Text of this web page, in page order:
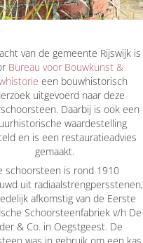
van de gemeente Rijswijk is
Bureau voor Bouwkunst &
een bouwhistorisch
uitgevoerd naar deze
Daarbij is ook een
waardestelling
en is een restauratieadvies
gemaakt.
schoorsteen is rond 1910
uit radiaalstrengpersstenen,
afkomstig van de Eerste
Schoorsteenfabriek v/h De
& Co. in Oegstgeest. De